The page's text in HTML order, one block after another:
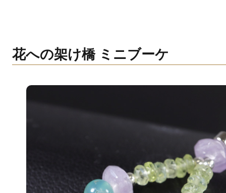
花への架け橋 ミニブーケ